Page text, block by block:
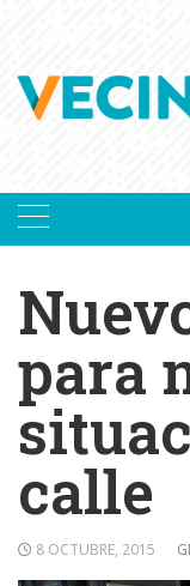
para
calle
8 OCTUBRE, 2015